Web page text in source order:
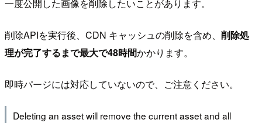
一度公開した画像を削除したいことがあります。
削除APIを実行後、CDN キャッシュの削除を含め、 削除処
理が完了するまで最大で48時間かかります。
即時パージには対応していないので、ご注意ください。
Deleting an asset will remove the current asset and all